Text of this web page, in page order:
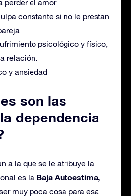
perder el amor
constante si no le prestan
psicológico y físico,
relación.
y ansiedad
son las
dependencia
a la que se le atribuye la
es la Baja Autoestima,
muy poca cosa para esa